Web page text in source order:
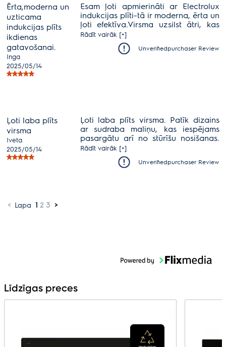
Ērta,moderna un
uzticama
indukcijas plīts
ikdienas
gatavošanai.
Inga
2025/05/14
Esam ļoti apmierināti ar Electrolux
indukcijas plīti-tā ir moderna, ērta un
ļoti efektīva.Virsma uzsilst ātri, kas
ievērojami saīsina ēst gatavošanas
laiku, un pateicoties precīzai
temperatūras kontrolei, vis sanāk
Rādīt vairāk [+]
Unverifiedpurchaser Review
Ļoti laba plīts
virsma
Iveta
2025/05/14
Ļoti laba plīts virsma. Patīk dizains
ar sudraba maliņu, kas iespējams
pasargātu arī no stūrīšu nosišanas.
Kopjama viegli. Neskrāpējas. Ideāla
cenas un kvalitātes attiecība.
Rādīt vairāk [+]
Unverifiedpurchaser Review
< Lapa 1 2 3 >
Līdzīgas preces